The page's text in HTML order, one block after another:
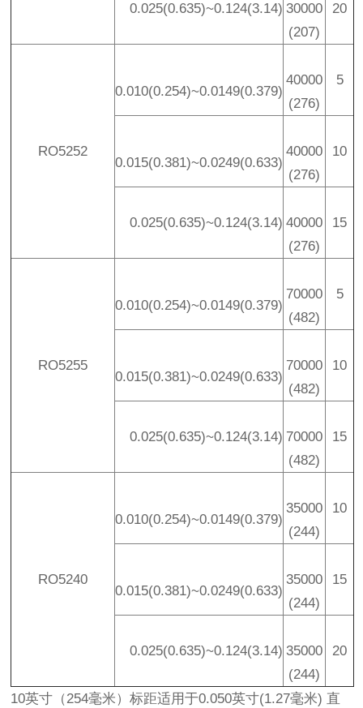
0.025(0.635)~0.124(3.14) 30000
(207)
20
RO5252
0.010(0.254)~0.0149(0.379)
40000
(276)
5
0.015(0.381)~0.0249(0.633)
40000
(276)
10
0.025(0.635)~0.124(3.14) 40000
(276)
15
RO5255
0.010(0.254)~0.0149(0.379)
70000
(482)
5
0.015(0.381)~0.0249(0.633)
70000
(482)
10
0.025(0.635)~0.124(3.14) 70000
(482)
15
RO5240
0.010(0.254)~0.0149(0.379)
35000
(244)
10
0.015(0.381)~0.0249(0.633)
35000
(244)
15
0.025(0.635)~0.124(3.14) 35000
(244)
20
10英寸（254毫米）标距适用于0.050英寸(1.27毫米) 直